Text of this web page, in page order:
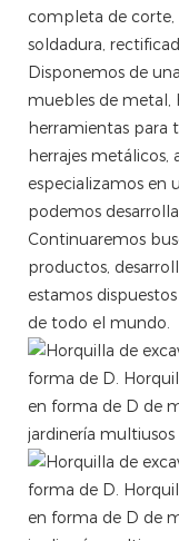
completa de
soldadura,
Disponemos de
muebles de metal,
herramientas para
herrajes metálicos,
especializamos en
podemos
Continuaremos
productos,
estamos
de todo el mundo.